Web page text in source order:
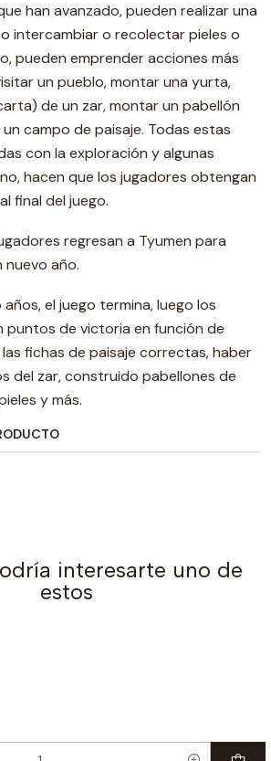
han avanzado, pueden realizar una
intercambiar o recolectar pieles o
pueden emprender acciones más
un pueblo, montar una yurta,
de un zar, montar un pabellón
campo de paisaje. Todas estas
con la exploración y algunas
hacen que los jugadores obtengan
final del juego.
regresan a Tyumen para
año.
el juego termina, luego los
puntos de victoria en función de
fichas de paisaje correctas, haber
del zar, construido pabellones de
y más.
interesarte uno de
estos